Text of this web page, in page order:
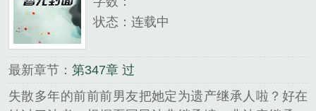
状态：连载中
最新章节： 第347章 过
失散多年的前前前男友把她定为遗产继承人啦？好在